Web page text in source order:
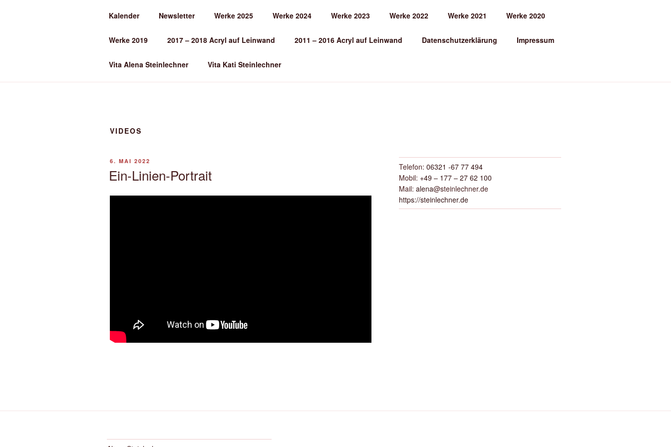
ALENA STEINLECHNER
Kalender Newsletter Werke 2025 Werke 2024 Werke 2023 Werke 2022 Werke 2021 Werke 2020
Werke 2019 2017 – 2018 Acryl auf Leinwand 2011 – 2016 Acryl auf Leinwand Datenschutzerklärung Impressum
Vita Alena Steinlechner Vita Kati Steinlechner
VIDEOS
VERÖFFENTLICHT
6. MAI 2022
Ein-Linien-Portrait Telefon: 06321 -67 77 494
Mobil: +49 – 177 – 27 62 100
Mail: alena@steinlechner.de
https://steinlechner.de